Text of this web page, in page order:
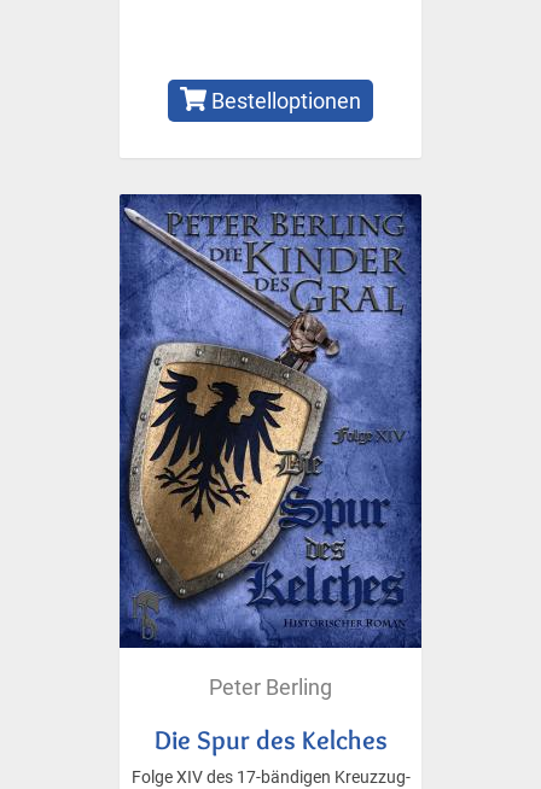
Bestelloptionen
Peter Berling
Die Spur des Kelches
Folge XIV des 17-bändigen Kreuzzug-